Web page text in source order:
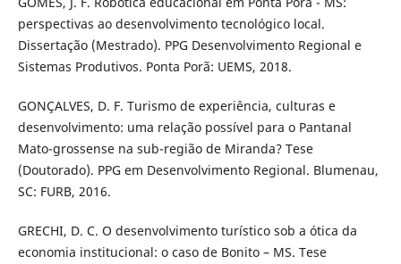
perspectivas ao desenvolvimento tecnológico local.
Dissertação (Mestrado). PPG Desenvolvimento Regional e
Sistemas Produtivos. Ponta Porã: UEMS, 2018.
GONÇALVES, D. F. Turismo de experiência, culturas e
desenvolvimento: uma relação possível para o Pantanal
Mato-grossense na sub-região de Miranda? Tese
(Doutorado). PPG em Desenvolvimento Regional. Blumenau,
SC: FURB, 2016.
GRECHI, D. C. O desenvolvimento turístico sob a ótica da
economia institucional: o caso de Bonito – MS. Tese